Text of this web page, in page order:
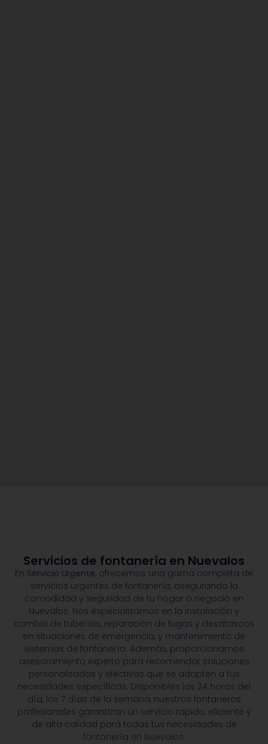
Servicios de fontanería en Nuevalos
En Servicio Urgente, ofrecemos una gama completa de
servicios urgentes de fontanería, asegurando la
comodidad y seguridad de tu hogar o negocio en
Nuevalos. Nos especializamos en la instalación y
cambio de tuberías, reparación de fugas y desatascos
en situaciones de emergencia, y mantenimiento de
sistemas de fontanería. Además, proporcionamos
asesoramiento experto para recomendar soluciones
personalizadas y efectivas que se adapten a tus
necesidades específicas. Disponibles las 24 horas del
día, los 7 días de la semana, nuestros fontaneros
profesionales garantizan un servicio rápido, eficiente y
de alta calidad para todas tus necesidades de
fontanería en Nuevalos.